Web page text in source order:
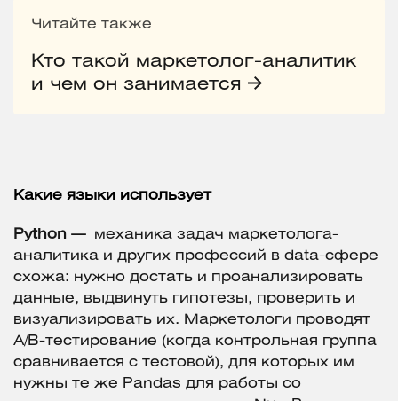
Читайте также
Кто такой маркетолог-аналитик
и чем он занимается
Какие языки использует
Python —
механика задач маркетолога-
аналитика и других профессий в data-сфере
схожа: нужно достать и проанализировать
данные, выдвинуть гипотезы, проверить и
визуализировать их. Маркетологи проводят
A/B-тестирование (когда контрольная группа
сравнивается с тестовой), для которых им
нужны те же Pandas для работы со